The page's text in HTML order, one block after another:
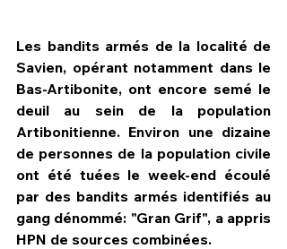
HPN Live
Les bandits armés de la localité de
Savien, opérant notamment dans le
Bas-Artibonite, ont encore semé le
deuil au sein de la population
Artibonitienne. Environ une dizaine
de personnes de la population civile
ont été tuées le week-end écoulé
par des bandits armés identifiés au
gang dénommé: "Gran Grif", a appris
HPN de sources combinées.